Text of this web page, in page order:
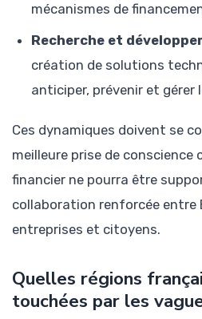
mécanismes de
Recherche et
création de solutions
anticiper, prévenir et gérer
Ces dynamiques doivent se
meilleure prise de conscience
financier ne pourra être
collaboration renforcée
entreprises et citoyens.
Quelles régions
touchées par les